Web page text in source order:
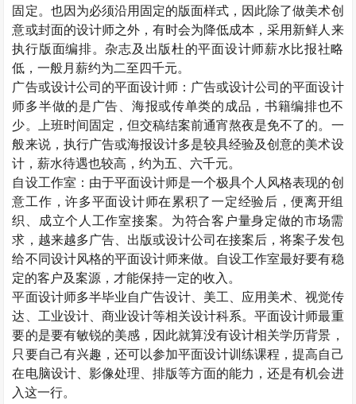
固定。也因为必须沿用固定的版面样式，因此除了做美术创
意或封面的设计师之外，有时会为降低成本，采用新鲜人来
执行版面编排。杂志及出版杜的平面设计师薪水比报社略
低，一般月薪约为二至四千元。
广告或设计公司的平面设计师：广告或设计公司的平面设计
师多半做的是广告、海报或传单类的成品，书籍编排也不
少。上班时间固定，但交稿结案前通宵熬夜是免不了的。一
般来说，执行广告或海报设计多是较具经验及创意的美术设
计，薪水待遇也较高，约为五、六千元。
自设工作室：由于平面设计师是一个极具个人风格表现的创
意工作，许多平面设计师在累积了一定经验后，便离开组
织、成立个人工作室接案。为符合客户量身定做的市场需
求，越来越多广告、出版或设计公司在接案后，将案子发包
给不同设计风格的平面设计师来做。自设工作室最好要有稳
定的客户及案源，才能保持一定的收入。
平面设计师多半毕业自广告设计、美工、应用美术、视觉传
达、工业设计、商业设计等相关设计科系。平面设计师最重
要的是要有敏锐的美感，因此就算没有设计相关学历背景，
只要自己有兴趣，还可以参加平面设计训练课程，提高自己
在电脑设计、影像处理、排版等方面的能力，还是有机会进
入这一行。